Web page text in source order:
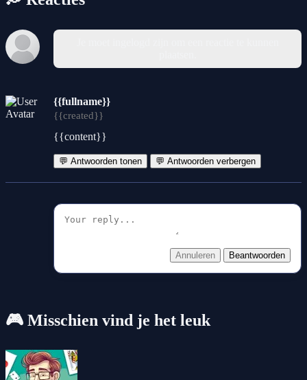
{{fullname}}
{{created}}
{{content}}
💬 Antwoorden tonen 💬 Antwoorden verbergen
Annuleren Beantwoorden
🎮 Misschien vind je het leuk